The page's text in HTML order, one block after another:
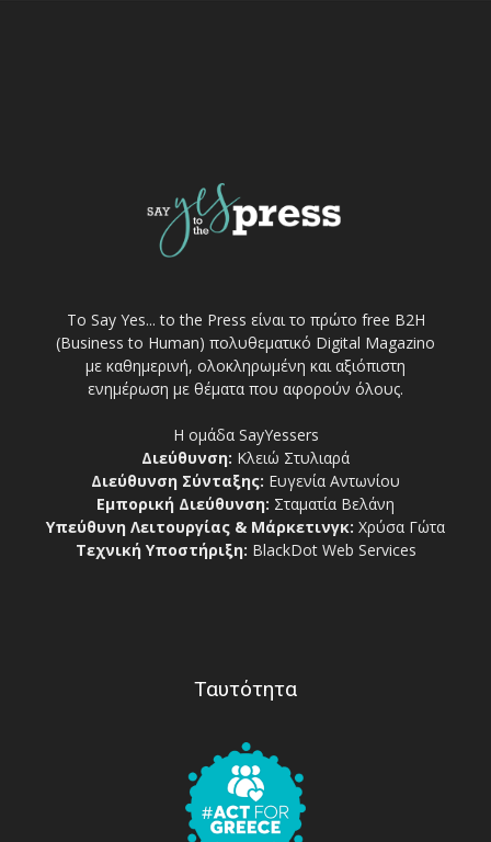
Το Say Yes... to the Press είναι το πρώτο free Β2Η
(Business to Human) πολυθεματικό Digital Magazino
με καθημερινή, ολοκληρωμένη και αξιόπιστη
ενημέρωση με θέματα που αφορούν όλους.
Η ομάδα SayYessers
Διεύθυνση: Κλειώ Στυλιαρά
Διεύθυνση Σύνταξης: Ευγενία Αντωνίου
Εμπορική Διεύθυνση: Σταματία Βελάνη
Υπεύθυνη Λειτουργίας & Μάρκετινγκ: Χρύσα Γώτα
Τεχνική Υποστήριξη: BlackDot Web Services
Ταυτότητα